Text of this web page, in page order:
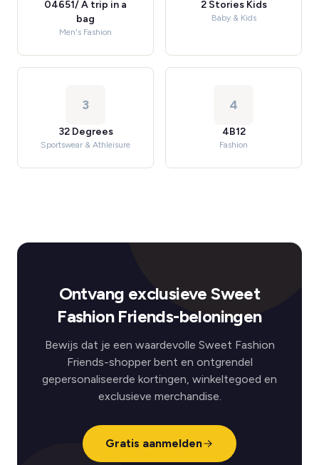
04651/ A trip in a
bag
Men's Fashion
2 Stories Kids
Baby & Kids
3
32 Degrees
Sportswear & Athleisure
4
4B12
Fashion
Ontvang exclusieve Sweet
Fashion Friends-beloningen
Bewijs dat je een waardevolle Sweet Fashion
Friends-shopper bent en ontgrendel
gepersonaliseerde kortingen, winkeltegoed en
exclusieve merchandise.
Gratis aanmelden